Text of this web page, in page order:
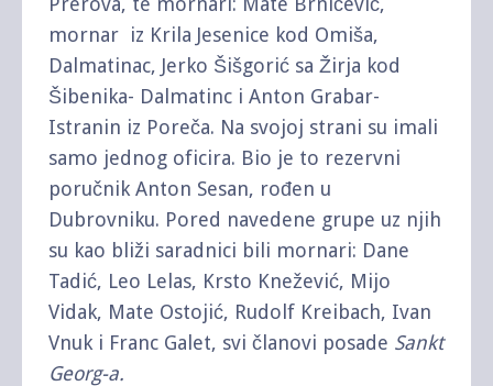
mornar iz Krila Jesenice kod Omiša,
Dalmatinac, Jerko Šišgorić sa Žirja kod
Šibenika- Dalmatinc i Anton Grabar-
Istranin iz Poreča. Na svojoj strani su imali
samo jednog oficira. Bio je to rezervni
poručnik Anton Sesan, rođen u
Dubrovniku. Pored navedene grupe uz njih
su kao bliži saradnici bili mornari: Dane
Tadić, Leo Lelas, Krsto Knežević, Mijo
Vidak, Mate Ostojić, Rudolf Kreibach, Ivan
Vnuk i Franc Galet, svi članovi posade Sankt
Georg-a.